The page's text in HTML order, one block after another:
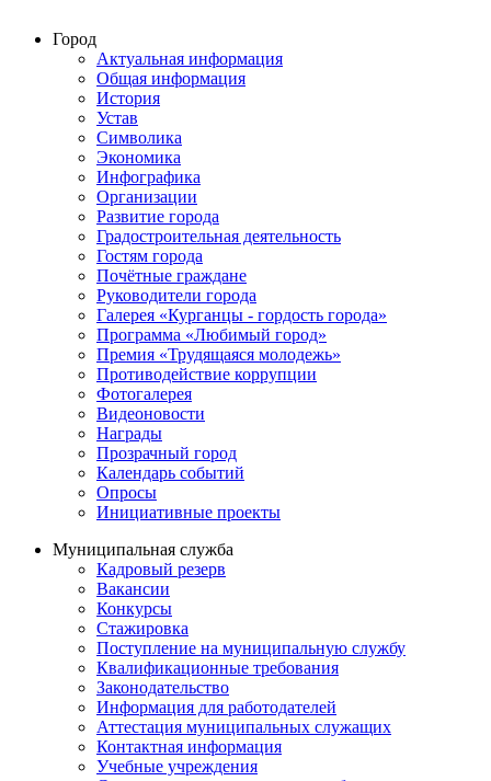
Город
Актуальная информация
Общая информация
История
Устав
Символика
Экономика
Инфографика
Организации
Развитие города
Градостроительная деятельность
Гостям города
Почётные граждане
Руководители города
Галерея «Курганцы - гордость города»
Программа «Любимый город»
Премия «Трудящаяся молодежь»
Противодействие коррупции
Фотогалерея
Видеоновости
Награды
Прозрачный город
Календарь событий
Опросы
Инициативные проекты
Муниципальная служба
Кадровый резерв
Вакансии
Конкурсы
Стажировка
Поступление на муниципальную службу
Квалификационные требования
Законодательство
Информация для работодателей
Аттестация муниципальных служащих
Контактная информация
Учебные учреждения